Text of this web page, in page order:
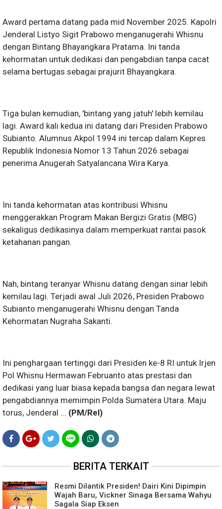
Award pertama datang pada mid November 2025. Kapolri
Jenderal Listyo Sigit Prabowo menganugerahi Whisnu
dengan Bintang Bhayangkara Pratama. Ini tanda
kehormatan untuk dedikasi dan pengabdian tanpa cacat
selama bertugas sebagai prajurit Bhayangkara.
Tiga bulan kemudian, 'bintang yang jatuh' lebih kemilau
lagi. Award kali kedua ini datang dari Presiden Prabowo
Subianto. Alumnus Akpol 1994 ini tercap dalam Kepres
Republik Indonesia Nomor 13 Tahun 2026 sebagai
penerima Anugerah Satyalancana Wira Karya.
Ini tanda kehormatan atas kontribusi Whisnu
menggerakkan Program Makan Bergizi Gratis (MBG)
sekaligus dedikasinya dalam memperkuat rantai pasok
ketahanan pangan.
Nah, bintang teranyar Whisnu datang dengan sinar lebih
kemilau lagi. Terjadi awal Juli 2026, Presiden Prabowo
Subianto menganugerahi Whisnu dengan Tanda
Kehormatan Nugraha Sakanti.
Ini penghargaan tertinggi dari Presiden ke-8 RI untuk Irjen
Pol Whisnu Hermawan Februanto atas prestasi dan
dedikasi yang luar biasa kepada bangsa dan negara lewat
pengabdiannya memimpin Polda Sumatera Utara. Maju
torus, Jenderal ... (PM/Rel)
BERITA TERKAIT
Resmi Dilantik Presiden! Dairi Kini Dipimpin
Wajah Baru, Vickner Sinaga Bersama Wahyu
Sagala Siap Eksen